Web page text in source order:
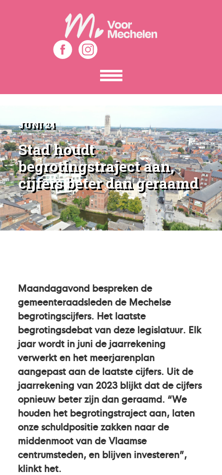
Toon
het
menu
JUNI 24
Stad houdt
begrotingstraject aan,
cijfers beter dan geraamd
Maandagavond bespreken de
gemeenteraadsleden de Mechelse
begrotingscijfers. Het laatste
begrotingsdebat van deze legislatuur. Elk
jaar wordt in juni de jaarrekening
verwerkt en het meerjarenplan
aangepast aan de laatste cijfers. Uit de
jaarrekening van 2023 blijkt dat de cijfers
opnieuw beter zijn dan geraamd. “We
houden het begrotingstraject aan, laten
onze schuldpositie zakken naar de
middenmoot van de Vlaamse
centrumsteden, en blijven investeren”,
klinkt het.